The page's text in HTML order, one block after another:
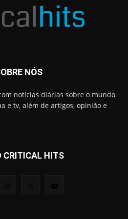
NÓS
notícias diárias sobre o mundo
e tv, além de artigos, opinião e
CRITICAL HITS